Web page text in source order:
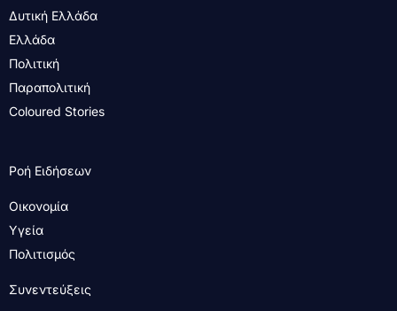
Δυτική Ελλάδα
Ελλάδα
Πολιτική
Παραπολιτική
Coloured Stories
Ροή Ειδήσεων
Οικονομία
Υγεία
Πολιτισμός
Συνεντεύξεις